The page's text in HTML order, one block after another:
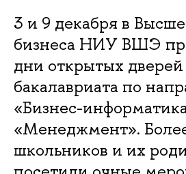
3 и 9 декабря в
бизнеса НИУ ВШЭ
дни открытых
бакалавриата по
«Бизнес-
«Менеджмент».
школьников и их